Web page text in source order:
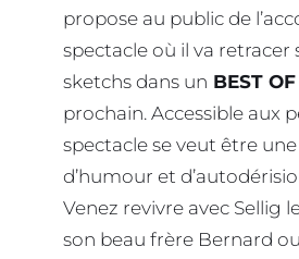
propose au public de
spectacle où il va retracer
sketchs dans un BEST OF
prochain. Accessible aux
spectacle se veut être
d’humour et
Venez revivre avec Sellig
son beau frère Bernard